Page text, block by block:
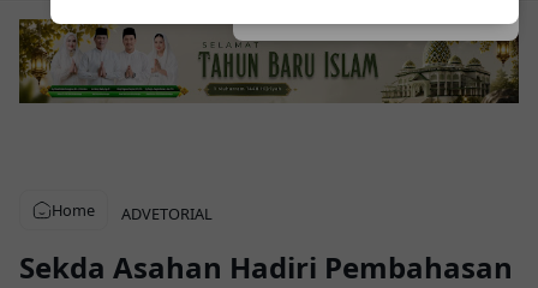
Home ADVETORIAL
Sekda Asahan Hadiri Pembahasan